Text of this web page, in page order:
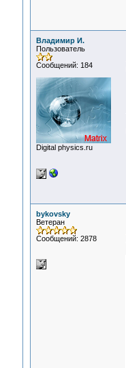
Владимир И.
Пользователь
Сообщений: 184
Digital physics.ru
bykovsky
Ветеран
Сообщений: 2878